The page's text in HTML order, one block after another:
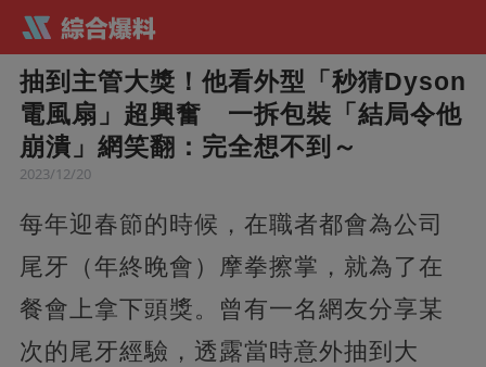
抽到主管大獎！他看外型「秒猜Dyson
電風扇」超興奮 一拆包裝「結局令他
崩潰」網笑翻：完全想不到～
2023/12/20
每年迎春節的時候，在職者都會為公司
尾牙（年終晚會）摩拳擦掌，就為了在
餐會上拿下頭獎。曾有一名網友分享某
次的尾牙經驗，透露當時意外抽到大